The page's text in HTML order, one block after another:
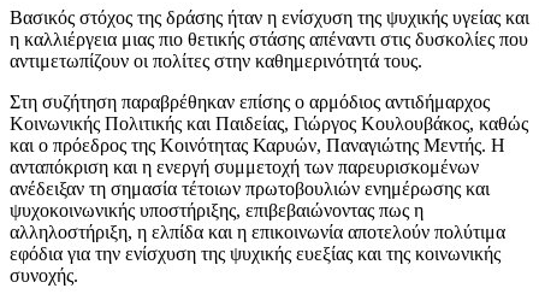
Βασικός στόχος της δράσης ήταν η ενίσχυση της ψυχικής υγείας και
η καλλιέργεια μιας πιο θετικής στάσης απέναντι στις δυσκολίες που
αντιμετωπίζουν οι πολίτες στην καθημερινότητά τους.
Στη συζήτηση παραβρέθηκαν επίσης ο αρμόδιος αντιδήμαρχος
Κοινωνικής Πολιτικής και Παιδείας, Γιώργος Κουλουβάκος, καθώς
και ο πρόεδρος της Κοινότητας Καρυών, Παναγιώτης Μεντής. Η
ανταπόκριση και η ενεργή συμμετοχή των παρευρισκομένων
ανέδειξαν τη σημασία τέτοιων πρωτοβουλιών ενημέρωσης και
ψυχοκοινωνικής υποστήριξης, επιβεβαιώνοντας πως η
αλληλοστήριξη, η ελπίδα και η επικοινωνία αποτελούν πολύτιμα
εφόδια για την ενίσχυση της ψυχικής ευεξίας και της κοινωνικής
συνοχής.